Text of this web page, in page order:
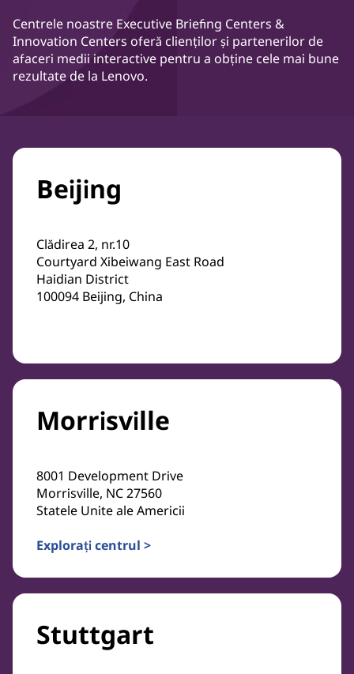
Centrele noastre Executive Briefing Centers &
Innovation Centers oferă clienților și partenerilor de
afaceri medii interactive pentru a obține cele mai bune
rezultate de la Lenovo.
Beijing
Clădirea 2, nr.10
Courtyard Xibeiwang East Road
Haidian District
100094 Beijing, China
Morrisville
8001 Development Drive
Morrisville, NC 27560
Statele Unite ale Americii
Explorați centrul >
Stuttgart